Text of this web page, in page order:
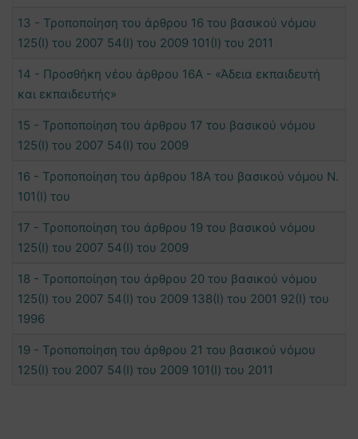
13 - Τροποποίηση του άρθρου 16 του βασικού νόμου
125(Ι) του 2007 54(Ι) του 2009 101(Ι) του 2011
14 - Προσθήκη νέου άρθρου 16Α - «Άδεια εκπαιδευτή
και εκπαιδευτής»
15 - Τροποποίηση του άρθρου 17 του βασικού νόμου
125(Ι) του 2007 54(Ι) του 2009
16 - Τροποποίηση του άρθρου 18Α του βασικού νόμου Ν.
101(Ι) του
17 - Τροποποίηση του άρθρου 19 του βασικού νόμου
125(Ι) του 2007 54(Ι) του 2009
18 - Τροποποίηση του άρθρου 20 του βασικού νόμου
125(Ι) του 2007 54(Ι) του 2009 138(Ι) του 2001 92(Ι) του
1996
19 - Τροποποίηση του άρθρου 21 του βασικού νόμου
125(Ι) του 2007 54(Ι) του 2009 101(Ι) του 2011